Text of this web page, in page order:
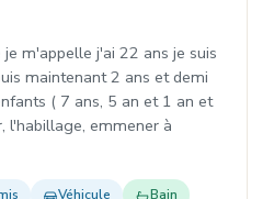
m'appelle j'ai 22 ans je suis
maintenant 2 ans et demi
( 7 ans, 5 an et 1 an et
l'habillage, emmener à
Véhicule
Bain